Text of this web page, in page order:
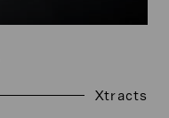
Xtracts